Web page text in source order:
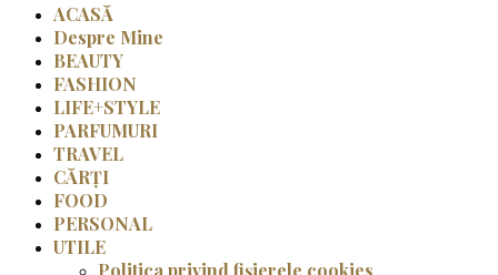
ACASĂ
Despre Mine
BEAUTY
FASHION
LIFE+STYLE
PARFUMURI
TRAVEL
CĂRȚI
FOOD
PERSONAL
UTILE
Politica privind fișierele cookies